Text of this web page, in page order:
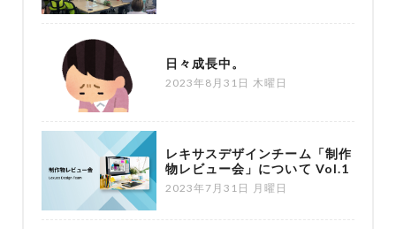
日々成長中。
2023年8月31日 木曜日
レキサスデザインチーム「制作
物レビュー会」について Vol.1
2023年7月31日 月曜日